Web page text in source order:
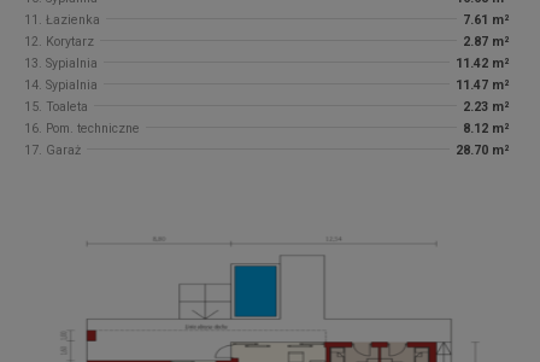
11. Łazienka
7.61 m²
12. Korytarz
2.87 m²
13. Sypialnia
11.42 m²
14. Sypialnia
11.47 m²
15. Toaleta
2.23 m²
16. Pom. techniczne
8.12 m²
17. Garaż
28.70 m²